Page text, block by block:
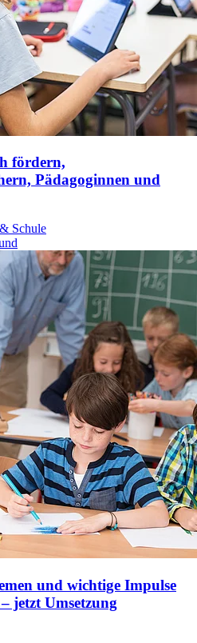
fördern,
Pädagoginnen und
Schule
und wichtige Impulse
jetzt Umsetzung